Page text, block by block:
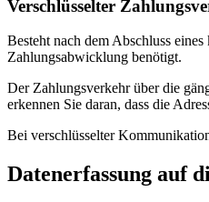
Verschlüsselter
Besteht nach dem Abschluss
Zahlungsabwicklung benötigt.
Der Zahlungsverkehr über die
erkennen Sie daran, dass die
Bei verschlüsselter
Datenerfassung auf